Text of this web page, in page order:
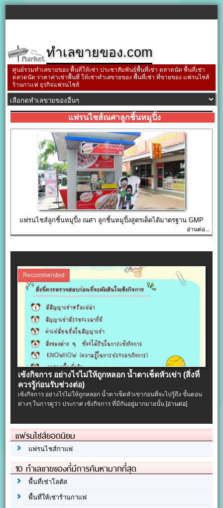
ทำเลขายของ.com
ศูนย์รวมทำเลขายของ พื้นที่ให้เช่า ประชาสัมพันธ์พื้นที่เช่า ตลาดนัด พื้นที่เช่า
ตลาดนัด ราคาค่าเช่าพื้นที่ ให้เช่าทำเลขายของ พื้นที่เช่า ที่ขายของ แฟรนไชส์
ร้านกาแฟ ธุรกิจแฟรนไชส์
แฟรนไชส์ณศาลูกชิ้นหมูปิ้ง
แฟรนไชส์ลูกชิ้นหมูปิ้ง ณศา ลูกชิ้นหมูปิ้งสูตรเด็ดได้มาตรฐาน GMP
อ่านต่อ...
Recommended
เซ้งกิจการ อย่างไรไม่ให้ถูกหลอก น้ำตาเช็ดหัวเข่า (สิ่งที่
ควรรู้ก่อนรับช่วงต่อ)
เซ้งกิจการ อย่างไรไม่ให้ถูกหลอก น้ำตาเช็ดหัวเข่าก่อนที่จะไปรู้ถึง ขั้นตอน
ต่างๆ ในการดูว่า ประกาศ เซ้งกิจการ ที่มีกันอยู่มากมายนั้น[อ่านต่อ]
แฟรนไชส์ยอดนิยม
แฟรนไชส์กาแฟ
10 ทำเลขายของที่มีการค้นหามากที่สุด
พื้นที่เช่าโลตัส
พื้นที่ให้เช่าร้านกาแฟ